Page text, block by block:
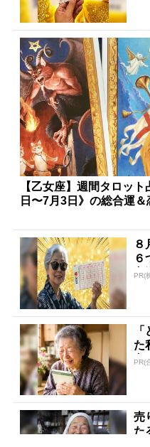
【乙女座】週間タロッ
日〜7月3日》の総合運＆
８
６
方
PR(
た
方
PR(
売
た